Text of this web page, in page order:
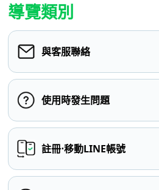
導覽類別
與客服聯絡
使用時發生問題
註冊⋅移動LINE帳號